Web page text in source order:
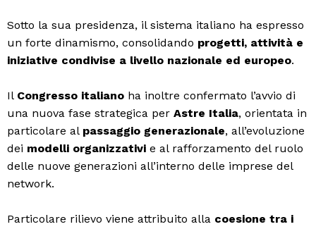
Sotto la sua presidenza, il sistema italiano ha espresso
un forte dinamismo, consolidando progetti, attività e
iniziative condivise a livello nazionale ed europeo.
Il Congresso italiano ha inoltre confermato l’avvio di
una nuova fase strategica per Astre Italia, orientata in
particolare al passaggio generazionale, all’evoluzione
dei modelli organizzativi e al rafforzamento del ruolo
delle nuove generazioni all’interno delle imprese del
network.
Particolare rilievo viene attribuito alla coesione tra i